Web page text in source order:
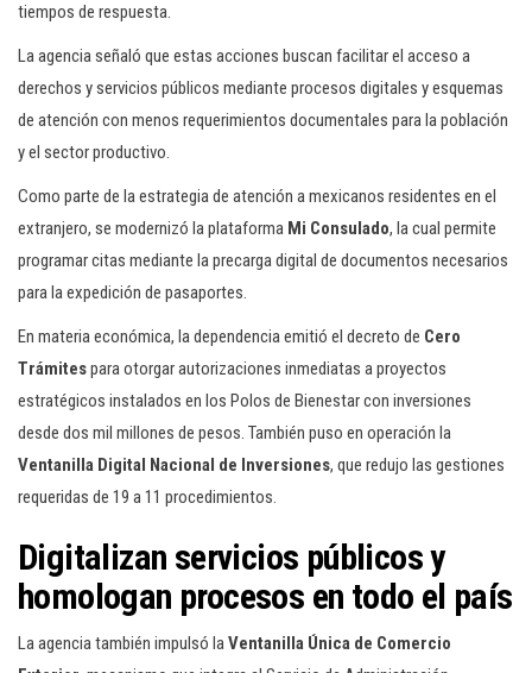
tiempos de respuesta.
La agencia señaló que estas acciones buscan facilitar el acceso a
derechos y servicios públicos mediante procesos digitales y esquemas
de atención con menos requerimientos documentales para la población
y el sector productivo.
Como parte de la estrategia de atención a mexicanos residentes en el
extranjero, se modernizó la plataforma Mi Consulado, la cual permite
programar citas mediante la precarga digital de documentos necesarios
para la expedición de pasaportes.
En materia económica, la dependencia emitió el decreto de Cero
Trámitespara otorgar autorizaciones inmediatas a proyectos
estratégicos instalados en los Polos de Bienestar con inversiones
desde dos mil millones de pesos. También puso en operación la
Ventanilla Digital Nacional de Inversiones, que redujo las gestiones
requeridas de 19 a 11 procedimientos.
Digitalizan servicios públicos y
homologan procesos en todo el país
La agencia también impulsó laVentanilla Única de Comercio